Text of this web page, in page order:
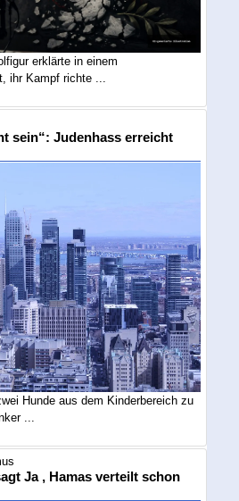
erklärte in einem
ihr Kampf richte ...
sein“: Judenhass erreicht
Hunde aus dem Kinderbereich zu
...
Ja , Hamas verteilt schon